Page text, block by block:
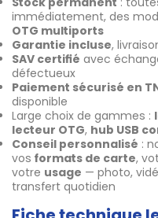
immédiatement, des
OTG multiports
Garantie incluse,
SAV certifié avec
défectueux
Paiement sécurisé en
disponible
Large choix de gammes :
lecteur OTG, hub USB
Conseil personnalisé :
vos formats de carte,
votre usage — photo,
transfert quotidien